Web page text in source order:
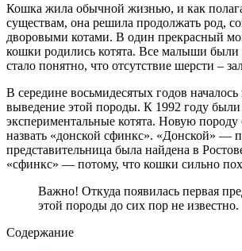
Кошка жила обычной жизнью, и как
существам, она решила продолжать род,
дворовыми котами. В один прекрасный
кошки родились котята. Все малыши
стало понятно, что отсутствие шерсти –
В середине восьмидесятых годов
выведение этой породы. К 1992 году
экспериментальные котята. Новую
назвать «донской сфинкс». «Донской» —
представительница была найдена в
«сфинкс» — потому, что кошки сильно
Важно! Откуда появилась первая
этой породы до сих пор не известно.
Содержание